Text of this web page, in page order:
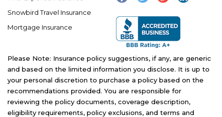
Snowbird Travel Insurance
Mortgage Insurance
Please Note: Insurance policy suggestions, if any, are generic
and based on the limited information you disclose. It is up to
your personal discretion to purchase a policy based on the
recommendations provided. You are responsible for
reviewing the policy documents, coverage description,
eligibility requirements, policy exclusions, and terms and